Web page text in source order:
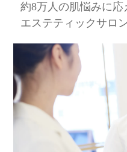
約8万人の肌悩みに応
エステティックサロ